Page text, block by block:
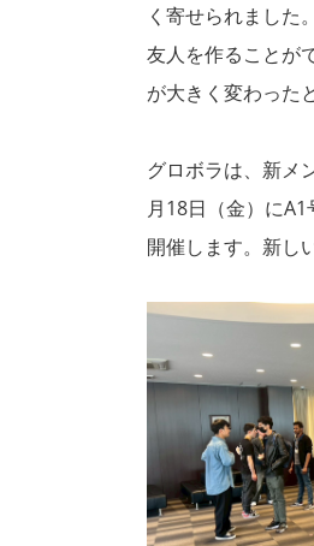
く寄せられました
友人を作ることが
が大きく変わった
グロボラは、新メ
月18日（金）に
開催します。新し